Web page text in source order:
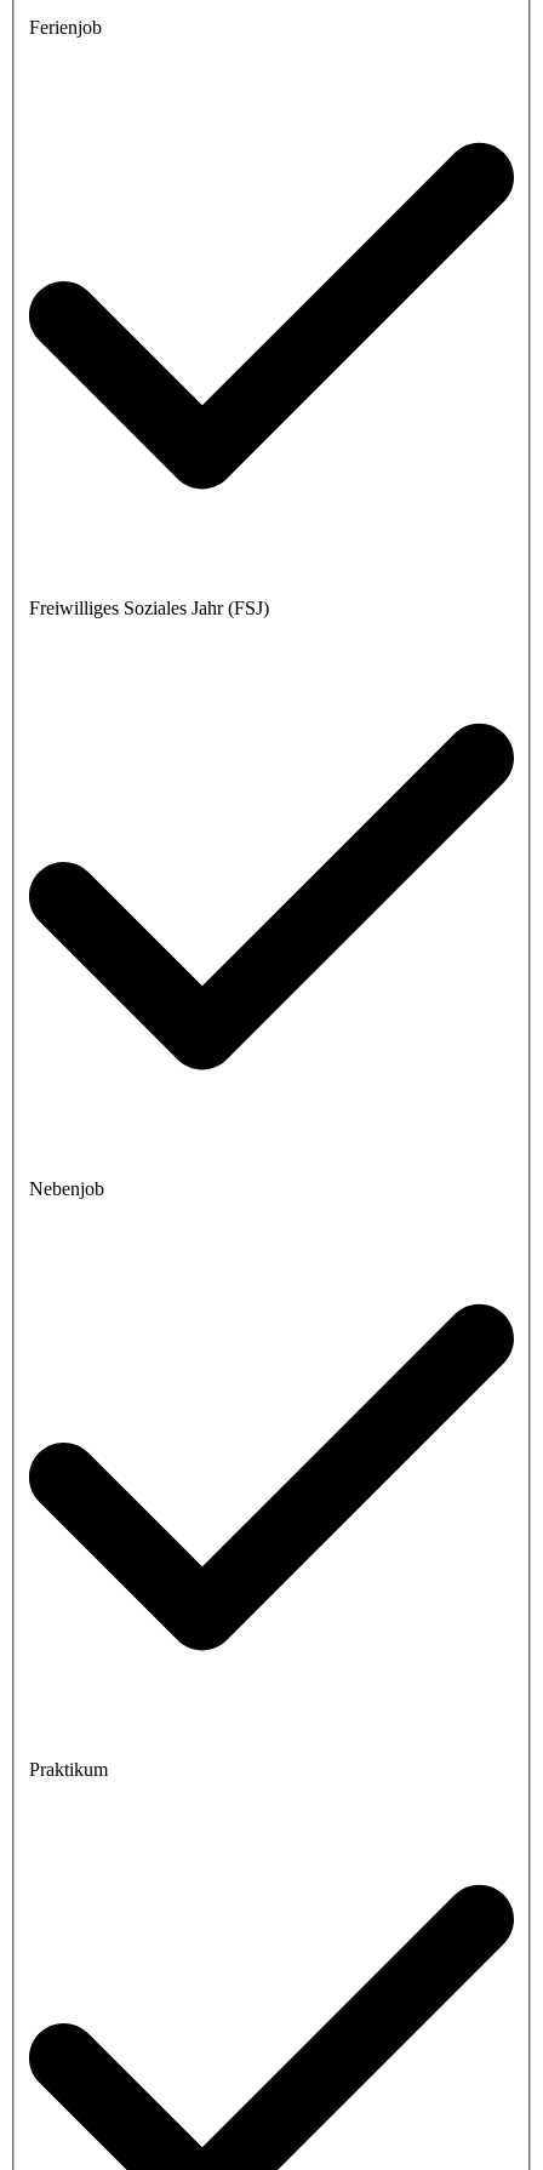
Ferienjob
Freiwilliges Soziales Jahr (FSJ)
Nebenjob
Praktikum